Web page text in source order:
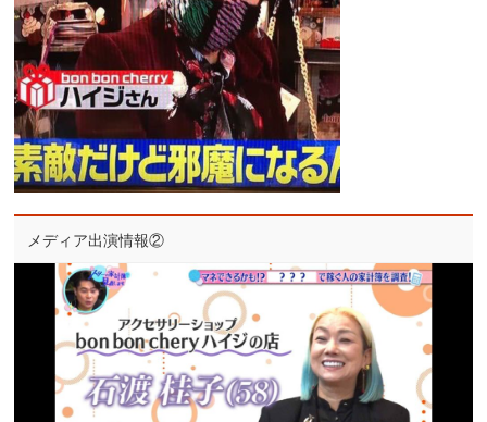
メディア出演情報②